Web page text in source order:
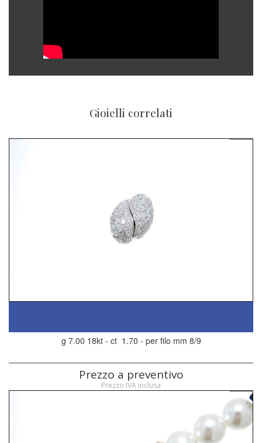
Gioielli correlati
g 7.00 18kt - ct 1.70 - per filo mm 8/9
Prezzo a preventivo
Prezzo IVA inclusa